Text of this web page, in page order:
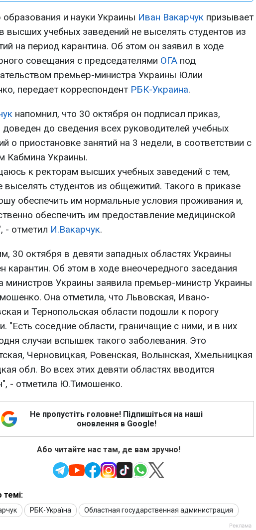
и науки Украины Иван Вакарчук призывает
высших учебных заведений не выселять студентов из
на период карантина. Об этом он заявил в ходе
совещания с председателями ОГА под
премьер-министра Украины Юлии
передает корреспондент РБК-Украина.
напомнил, что 30 октября он подписал приказ,
до сведения всех руководителей учебных
о приостановке занятий на 3 недели, в соответствии с
Кабмина Украины.
к ректорам высших учебных заведений с тем,
выселять студентов из общежитий. Такого в приказе
обеспечить им нормальные условия проживания и,
обеспечить им предоставление медицинской
- отметил И.Вакарчук.
30 октября в девяти западных областях Украины
карантин. Об этом в ходе внеочередного заседания
министров Украины заявила премьер-министр Украины
Она отметила, что Львовская, Ивано-
и Тернопольская области подошли к порогу
"Есть соседние области, граничащие с ними, и в них
случаи вспышек такого заболевания. Это
Черновицкая, Ровенская, Волынская, Хмельницкая
обл. Во всех этих девяти областях вводится
- отметила Ю.Тимошенко.
Не пропустіть головне! Підпишіться на наші
оновлення в Google!
Або читайте нас там, де вам зручно!
темі:
РБК-Україна Областная государственная администрация